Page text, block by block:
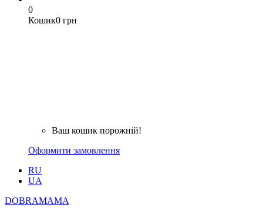
0
Кошик0 грн
Ваш кошик порожній!
Оформити замовлення
RU
UA
DOBRAMAMA